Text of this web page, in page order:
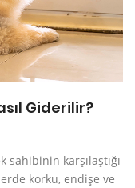
Giderilir?
sahibinin karşılaştığı
korku, endişe ve